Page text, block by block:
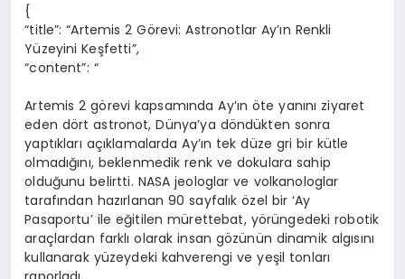
{
“title”: “Artemis 2 Görevi: Astronotlar Ay’ın Renkli
Yüzeyini Keşfetti”,
“content”: “
Artemis 2 görevi kapsamında Ay’ın öte yanını ziyaret
eden dört astronot, Dünya’ya döndükten sonra
yaptıkları açıklamalarda Ay’ın tek düze gri bir kütle
olmadığını, beklenmedik renk ve dokulara sahip
olduğunu belirtti. NASA jeologlar ve volkanologlar
tarafından hazırlanan 90 sayfalık özel bir ‘Ay
Pasaportu’ ile eğitilen mürettebat, yörüngedeki robotik
araçlardan farklı olarak insan gözünün dinamik algısını
kullanarak yüzeydeki kahverengi ve yeşil tonları